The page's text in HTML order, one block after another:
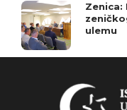
ulemu